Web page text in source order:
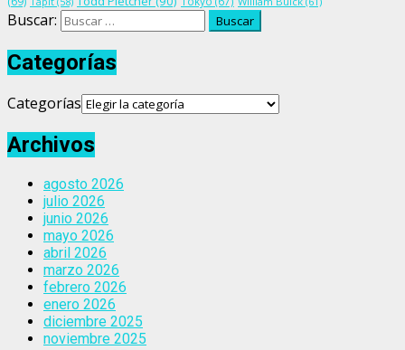
Buscar:
Categorías
Categorías
Archivos
agosto 2026
julio 2026
junio 2026
mayo 2026
abril 2026
marzo 2026
febrero 2026
enero 2026
diciembre 2025
noviembre 2025